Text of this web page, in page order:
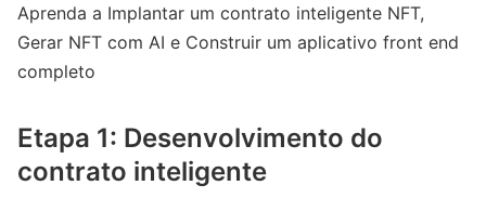
Aprenda a Implantar um contrato inteligente NFT,
Gerar NFT com AI e Construir um aplicativo front end
completo
Etapa 1: Desenvolvimento do
contrato inteligente